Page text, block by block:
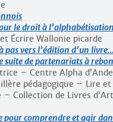
le droit à l’alphabétisation
Écrire Wallonie picarde
pas vers l’édition d’un livre…
suite de partenariats à
– Centre Alpha
pédagogique – Lire
Collection de Livres
comprendre et agir